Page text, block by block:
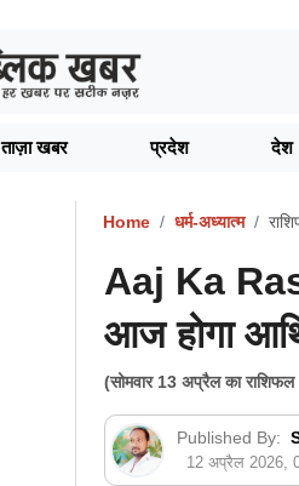
ताज़ा खबर प्रदेश देश
Home धर्म-अध्यात्म
Aaj Ka
आज होगा
(सोमवार 13 अप्रैल का
Published By:
12 अप्रैल 2026,